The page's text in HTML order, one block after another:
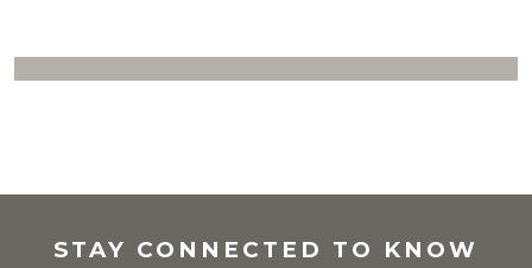
STAY CONNECTED TO KNOW